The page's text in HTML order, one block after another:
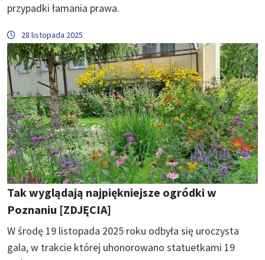
przypadki łamania prawa.
28 listopada 2025
Tak wyglądają najpiękniejsze ogródki w
Poznaniu [ZDJĘCIA]
W środę 19 listopada 2025 roku odbyła się uroczysta
gala, w trakcie której uhonorowano statuetkami 19